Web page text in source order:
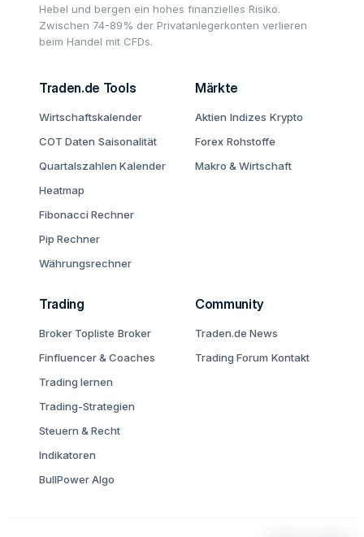
Hebel und bergen ein hohes finanzielles Risiko.
Zwischen 74-89% der Privatanlegerkonten verlieren
beim Handel mit CFDs.
Traden.de Tools
Wirtschaftskalender
COT Daten Saisonalität
Quartalszahlen Kalender
Heatmap
Fibonacci Rechner
Pip Rechner
Währungsrechner
Märkte
Aktien Indizes Krypto
Forex Rohstoffe
Makro & Wirtschaft
Trading
Broker Topliste Broker
Finfluencer & Coaches
Trading lernen
Trading-Strategien
Steuern & Recht
Indikatoren
BullPower Algo
Community
Traden.de News
Trading Forum Kontakt